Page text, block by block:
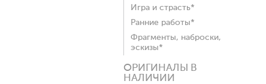
Игра и страсть*
Ранние работы*
Фрагменты, наброски,
эскизы*
ОРИГИНАЛЫ В
НАЛИЧИИ